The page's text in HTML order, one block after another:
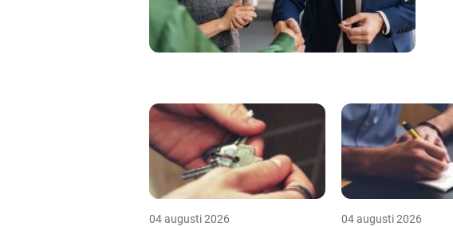
04 augusti 2026 04 augusti 2026